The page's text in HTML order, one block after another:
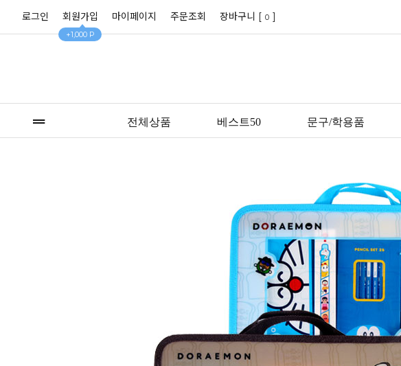
로그인 회원가입
+1,000 P
마이페이지 주문조회 장바구니 [ 0 ]
전체상품 베스트50 문구/학용품